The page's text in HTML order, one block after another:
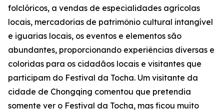
folclóricos, a vendas de especialidades agrícolas
locais, mercadorias de patrimônio cultural intangível
e iguarias locais, os eventos e elementos são
abundantes, proporcionando experiências diversas e
coloridas para os cidadãos locais e visitantes que
participam do Festival da Tocha. Um visitante da
cidade de Chongqing comentou que pretendia
somente ver o Festival da Tocha, mas ficou muito